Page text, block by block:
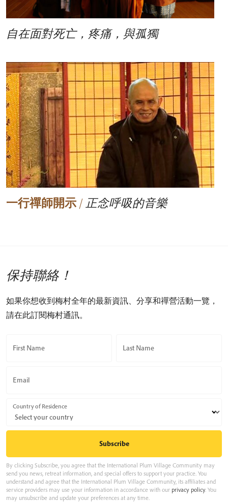
自在面對死亡，疼痛，與孤獨
一行禪師開示 / 正念呼吸的音樂
保持聯絡！
如果你想收到梅村全年的最新資訊、分享和禪營活動一覽，
請在此訂閱梅村通訊。
First Name Last Name
Email
Country of Residence
By clicking Subscribe, you agree that the International Plum Village Community may
send you news, retreat information, and special offers to support your practice. You
understand and agree that the International Plum Village Community, its affiliates and
service providers may use your information in accordance with our privacy policy. You
may unsubscribe and update your preferences at any time.